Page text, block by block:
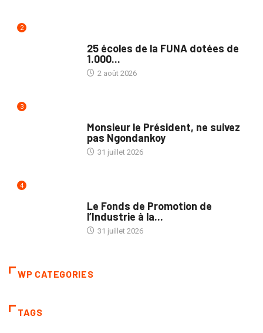
2
25 écoles de la FUNA dotées de
1.000...
2 août 2026
3
Monsieur le Président, ne suivez
pas Ngondankoy
31 juillet 2026
4
Le Fonds de Promotion de
l’Industrie à la...
31 juillet 2026
WP CATEGORIES
TAGS